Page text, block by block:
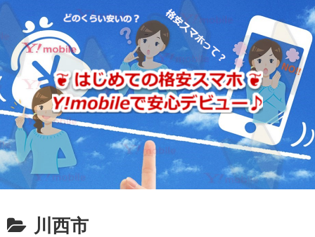
川西市